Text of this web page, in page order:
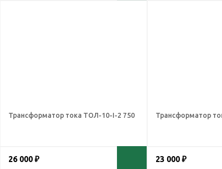
Трансформатор тока ТОЛ-10-I-2 750
26 000 ₽
Трансформатор
23 000 ₽